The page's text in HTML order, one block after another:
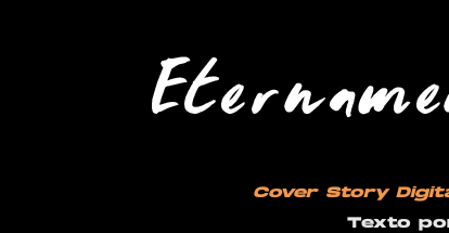
Cover Story
Texto